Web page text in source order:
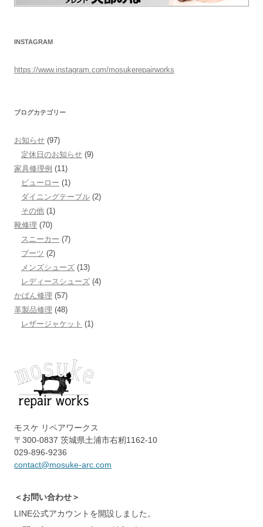
INSTAGRAM
https://www.instagram.com/mosukerepairworks
ブログカテゴリー
お知らせ (97)
定休日のお知らせ (9)
家具修理例 (11)
ビューロー (1)
ダイニングテーブル (2)
その他 (1)
靴修理 (70)
スニーカー (7)
ブーツ (2)
メンズシューズ (13)
レディースシューズ (4)
かばん修理 (57)
革製品修理 (48)
レザージャケット (1)
モスケ リペアワークス
〒300-0837 茨城県土浦市右籾1162-10
029-896-9236
contact@mosuke-arc.com
＜お問い合わせ＞
LINE公式アカウントを開設しました。